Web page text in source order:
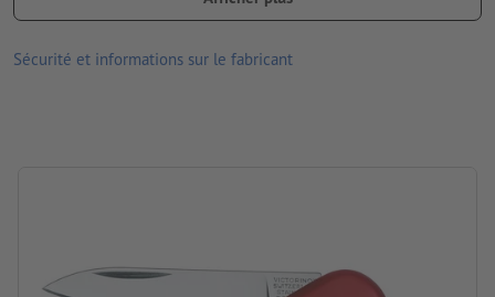
Sécurité et informations sur le fabricant